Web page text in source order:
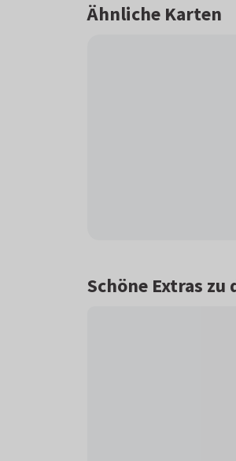
Ähnliche Karten
Schöne Extras